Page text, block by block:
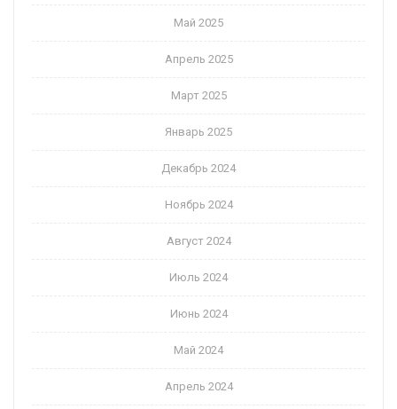
Май 2025
Апрель 2025
Март 2025
Январь 2025
Декабрь 2024
Ноябрь 2024
Август 2024
Июль 2024
Июнь 2024
Май 2024
Апрель 2024